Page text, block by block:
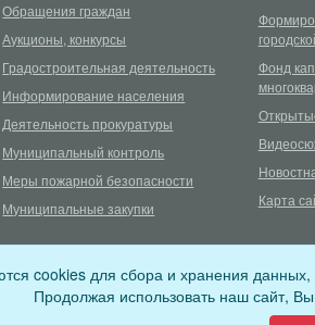
Обращения граждан
Аукционы, конкурсы
Градостроительная деятельность
Информирование населения
Деятельность прокуратуры
Муниципальный контроль
Меры пожарной безопасности
Муниципальные закупки
Фонд
Карта
по надзору в сфере связи, информационных
городского поселения (ОГРН 1053802020854)
cookies для сбора и хранения
Продолжая использовать наш сайт,